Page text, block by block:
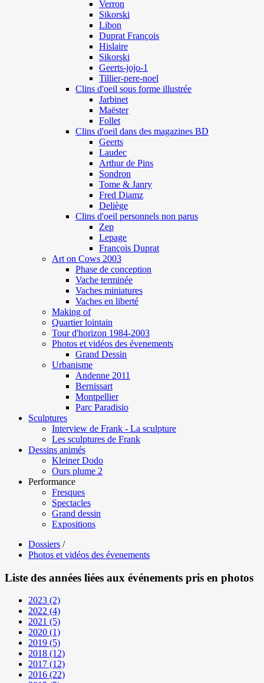
Verron
Sikorski
Libon
Duprat François
Hislaire
Sikorski
Geerts-jojo-1
Tillier-pere-noel
Clins d'oeil sous forme illustrée
Jarbinet
Maëster
Follet
Clins d'oeil dans des magazines BD
Geerts
Laudec
Arthur de Pins
Sondron
Tome & Janry
Fred Diamz
Deliège
Clins d'oeil personnels non parus
Zep
Lepage
François Duprat
Art on Cows 2003
Phase de conception
Vache terminée
Vaches miniatures
Vaches en liberté
Making of
Quartier lointain
Tour d'horizon 1984-2003
Photos et vidéos des évenements
Grand Dessin
Urbanisme
Andenne 2011
Bernissart
Montpellier
Parc Paradisio
Sculptures
Interview de Frank - La sculpture
Les sculptures de Frank
Dessins animés
Kleiner Dodo
Ours plume 2
Performance
Fresques
Spectacles
Grand dessin
Expositions
Dossiers /
Photos et vidéos des évenements
Liste des années liées aux événements pris en photos
2023 (2)
2022 (4)
2021 (5)
2020 (1)
2019 (5)
2018 (12)
2017 (12)
2016 (22)